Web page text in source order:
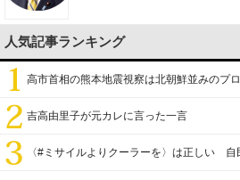
人気記事ランキング
高市首相の熊本地震視察は北朝鮮並みのプ
吉高由里子が元カレに言った一言
〈#ミサイルよりクーラーを〉は正しい